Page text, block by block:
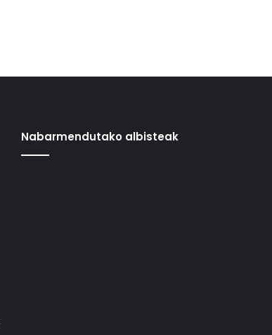
Nabarmendutako albisteak